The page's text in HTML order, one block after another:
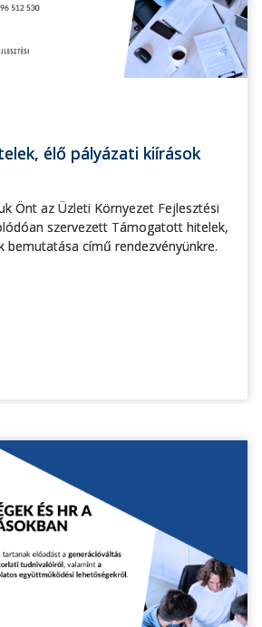
élő pályázati kiírások
Önt az Üzleti Környezet Fejlesztési
szervezett Támogatott hitelek,
bemutatása című rendezvényünkre.